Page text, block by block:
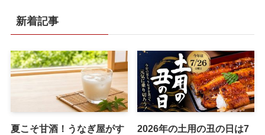
新着記事
夏こそ甘酒！うなぎ屋がす
2026年の土用の丑の日は7